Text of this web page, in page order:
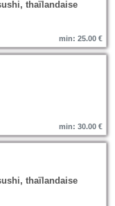
thaïlandaise
min: 25.00 €
min: 30.00 €
thaïlandaise